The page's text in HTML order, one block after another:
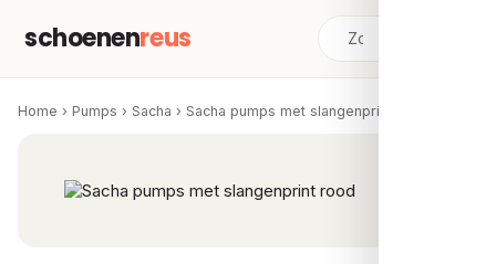
schoenenreus
Home › Pumps › Sacha › Sacha pumps met slangenprint rood